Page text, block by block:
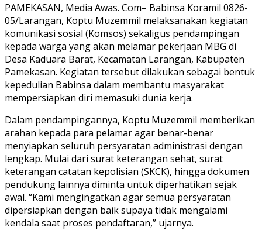
PAMEKASAN, Media Awas. Com– Babinsa Koramil 0826-
05/Larangan, Koptu Muzemmil melaksanakan kegiatan
komunikasi sosial (Komsos) sekaligus pendampingan
kepada warga yang akan melamar pekerjaan MBG di
Desa Kaduara Barat, Kecamatan Larangan, Kabupaten
Pamekasan. Kegiatan tersebut dilakukan sebagai bentuk
kepedulian Babinsa dalam membantu masyarakat
mempersiapkan diri memasuki dunia kerja.
Dalam pendampingannya, Koptu Muzemmil memberikan
arahan kepada para pelamar agar benar-benar
menyiapkan seluruh persyaratan administrasi dengan
lengkap. Mulai dari surat keterangan sehat, surat
keterangan catatan kepolisian (SKCK), hingga dokumen
pendukung lainnya diminta untuk diperhatikan sejak
awal. “Kami mengingatkan agar semua persyaratan
dipersiapkan dengan baik supaya tidak mengalami
kendala saat proses pendaftaran,” ujarnya.